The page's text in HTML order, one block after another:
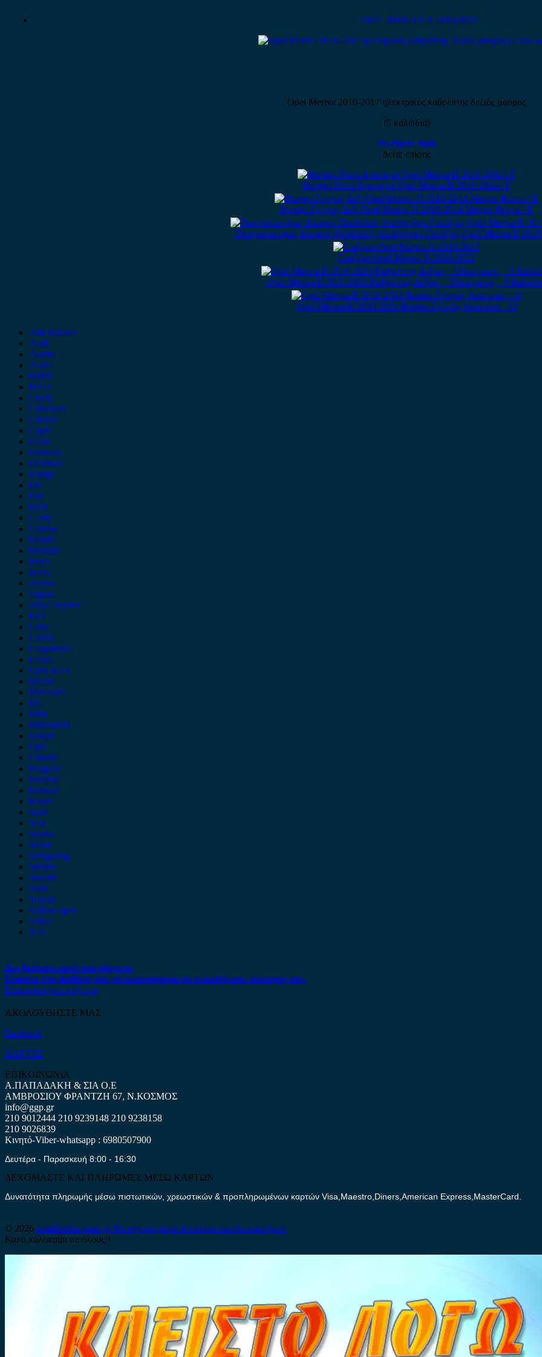
OPEL MERIVA B 2010-2023
Opel Meriva 2010-2017 ηλεκτρικός καθρέπτης δεξιός μαύρος
(5 καλώδια)
Ρωτήστε τιμή
Δείτε επίσης
Φανάρι Πίσω Αριστερό Opel Meriva B 2010-2014 / Γ
Φανάρι Εμπρός Δεξί Opel Meriva B 2010-2014 Μαύρο Φόντο / Ε
Προφυλακτήρας Εμπρός Προβολείς Αισθητήρες Γαλάζιος Opel Meriva B
Εταζέρα Opel Meriva B 2010-2023
Opel Meriva B 2010-2023 Καθρέπτης Δεξιός – Ηλεκτρικός – 5
Opel Meriva B 2010-2014 Φανάρι Εμπρός Αριστερό – Ο
Alfa Romeo
Audi
Austin
Acura
BMW
BYD
Chery
Chevrolet
Citroen
Cupra
Dacia
Daewoo
Daihatsu
Dodge
DS
Fiat
Ford
Geely
Gonow
Honda
Hyundai
Isuzu
iveco
Jaecoo
Jaguar
Jeep Chrysler
KIA
Lada
Lancia
Leapmotor
Lexus
Lynk & co
Mazda
Mercedes
MG
Mini
Mitsubishi
Nissan
Opel
Omoda
Peugeot
Porsche
Renault
Rover
Saab
Seat
Skoda
Smart
ssangyong
Subaru
Suzuki
Tesla
Toyota
Volkswagen
Volvo
Xev
Δεν βρήκατε αυτό που ψάχνετε;
Είμαστε στη διάθεση σας να απαντήσουμε σε οποιαδήποτε ερώτηση σας.
Επικοινωνήστε μαζί μας
ΑΚΟΛΟΥΘΗΣΤΕ ΜΑΣ
Facebook
ΧΑΡΤΗΣ
ΕΠΙΚΟΙΝΩΝΙΑ
Α.ΠΑΠΑΔΑΚΗ & ΣΙΑ Ο.Ε
ΑΜΒΡΟΣΙΟΥ ΦΡΑΝΤΖΗ 67, Ν.ΚΟΣΜΟΣ
info@ggp.gr
210 9012444 210 9239148 210 9238158
210 9026839
Κινητό-Viber-whatsapp : 6980507900
Δευτέρα - Παρασκευή 8:00 - 16:30
ΔΕΧΟΜΑΣΤΕ ΚΑΙ ΠΛΗΡΩΜΕΣ ΜΕΣΩ ΚΑΡΤΩΝ
Δυνατότητα πληρωμής μέσω πιστωτικών, χρεωστικών & προπληρωμένων καρτών Visa,Maestro,Diners,American Express,MasterCard.
© 2026 antallaktika-parts.grΜεταχειρισμένα Ανταλλακτικά Αυτοκινήτων
Καλό καλοκαίρι σε όλους!!